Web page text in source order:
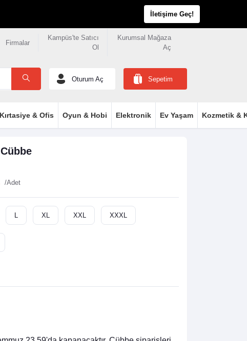
İletişime Geç!
Firmalar
Kampüs'te Satıcı
Ol
Kurumsal Mağaza
Aç
Oturum Aç Sepetim
Kırtasiye & Ofis Oyun & Hobi Elektronik Ev Yaşam Kozmetik &
/Adet
L XL XXL XXXL